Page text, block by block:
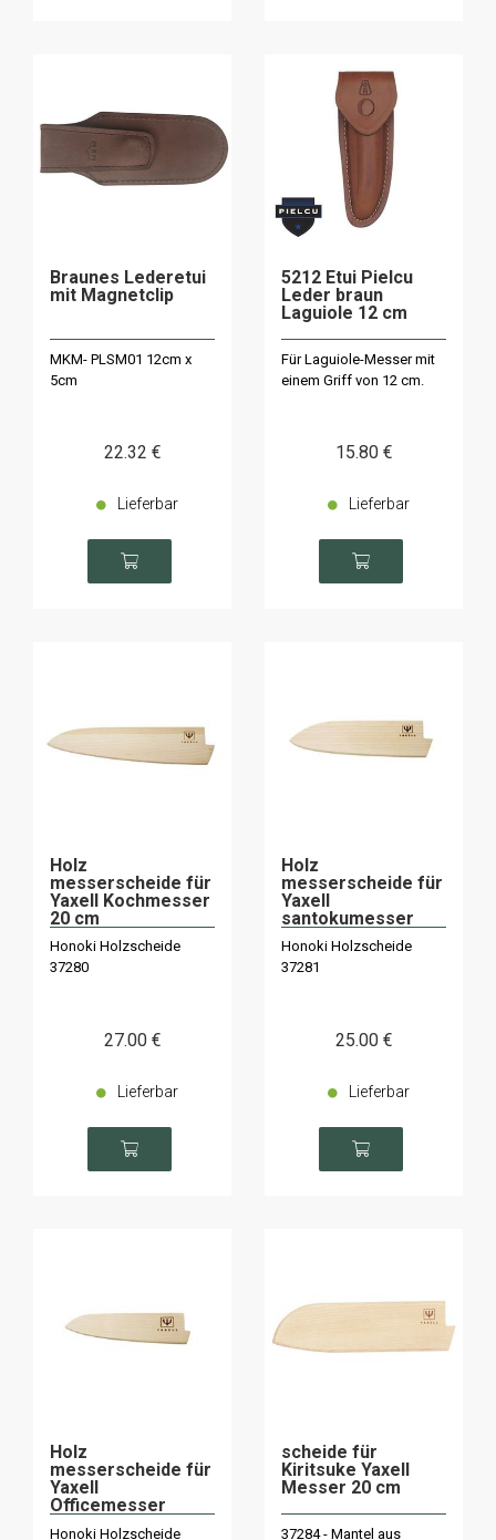
Braunes Lederetui
mit Magnetclip
MKM- PLSM01 12cm x
5cm
22.32 €
Lieferbar
5212 Etui Pielcu
Leder braun
Laguiole 12 cm
Für Laguiole-Messer mit
einem Griff von 12 cm.
15.80 €
Lieferbar
Holz
messerscheide für
Yaxell Kochmesser
20 cm
Honoki Holzscheide
37280
27.00 €
Lieferbar
Holz
messerscheide für
Yaxell
santokumesser
16,5 cm
Honoki Holzscheide
37281
25.00 €
Lieferbar
Holz
messerscheide für
Yaxell
Officemesser
12cm
Honoki Holzscheide
scheide für
Kiritsuke Yaxell
Messer 20 cm
37284 - Mantel aus